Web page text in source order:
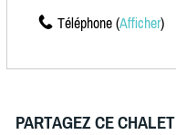
Téléphone (Afficher)
PARTAGEZ CE CHALET